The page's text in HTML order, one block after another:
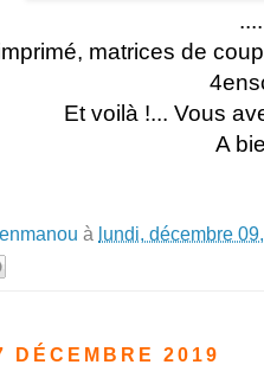
matrices de
Et voilà !... Vous
A
à lundi, décembre
DÉCEMBRE 2019